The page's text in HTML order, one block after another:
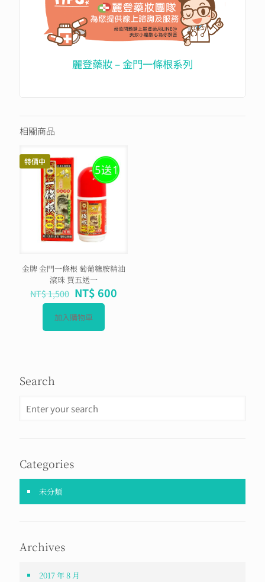
麗登藥妝 – 金門一條根系列
相關商品
特價中
金牌 金門一條根 萄葡糖胺精油
滾珠 買五送一
NT$1,500 NT$ 600
加入購物車
Search
Categories
未分類
Archives
2017 年 8 月